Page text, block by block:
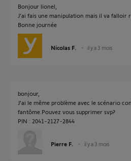
Bonjour lionel,
J'ai fais une manipulation mais il va falloir
Bonne journée
Nicolas F. il y a 3 mois
bonjour,
J'ai le même problème avec le scénario
fantôme.Pouvez vous supprimer svp?
PIN : 2041-2127-2844
Pierre F. il y a 3 mois